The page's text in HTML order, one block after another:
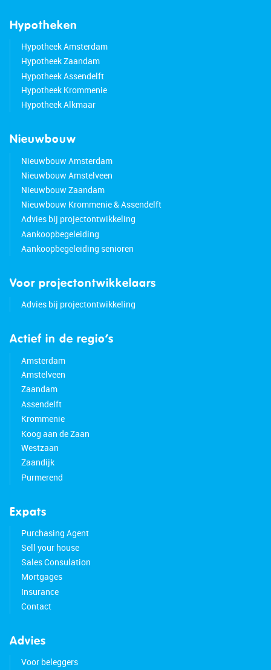
Hypotheken
Hypotheek Amsterdam
Hypotheek Zaandam
Hypotheek Assendelft
Hypotheek Krommenie
Hypotheek Alkmaar
Nieuwbouw
Nieuwbouw Amsterdam
Nieuwbouw Amstelveen
Nieuwbouw Zaandam
Nieuwbouw Krommenie & Assendelft
Advies bij projectontwikkeling
Aankoopbegeleiding
Aankoopbegeleiding senioren
Voor projectontwikkelaars
Advies bij projectontwikkeling
Actief in de regio’s
Amsterdam
Amstelveen
Zaandam
Assendelft
Krommenie
Koog aan de Zaan
Westzaan
Zaandijk
Purmerend
Expats
Purchasing Agent
Sell your house
Sales Consulation
Mortgages
Insurance
Contact
Advies
Voor beleggers